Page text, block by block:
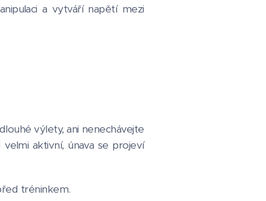
a vytváří napětí mezi
výlety, ani nenechávejte
aktivní, únava se projeví
tréninkem.